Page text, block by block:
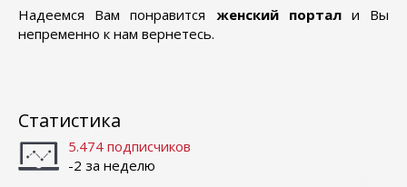
Надеемся Вам понравится женский портали Вы
непременно к нам вернетесь.
Статистика
5.474 подписчиков
-2 за неделю